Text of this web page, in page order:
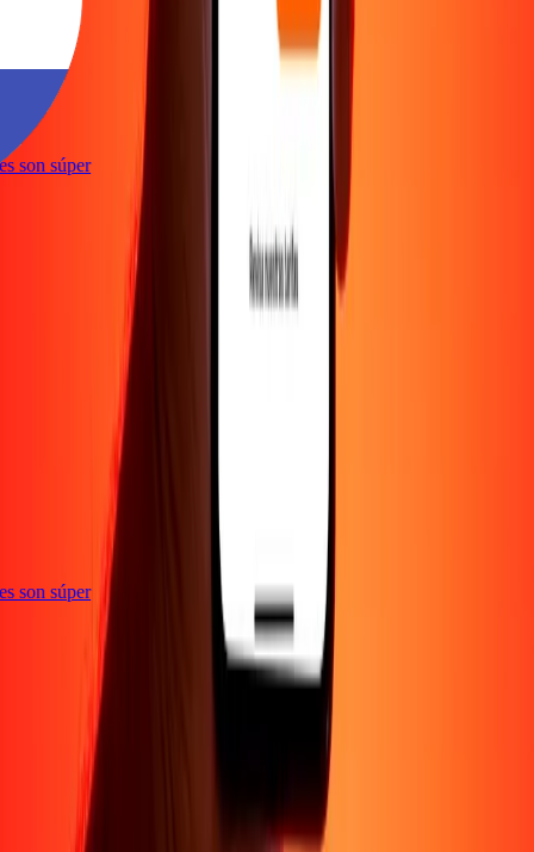
son súper
son súper
Blog Corporativo